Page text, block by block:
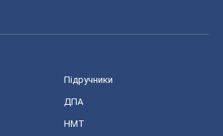
Підручники
ДПА
НМТ